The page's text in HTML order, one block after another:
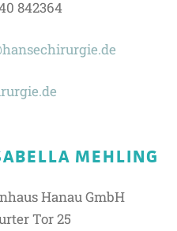
842364
MEHLING
Hanau GmbH
Tor 25